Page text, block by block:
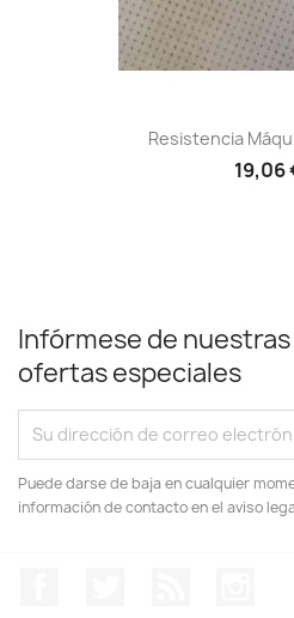
Resistencia
19,06
Infórmese de
ofertas especiales
Puede darse de baja en cualquier
información de contacto en el aviso